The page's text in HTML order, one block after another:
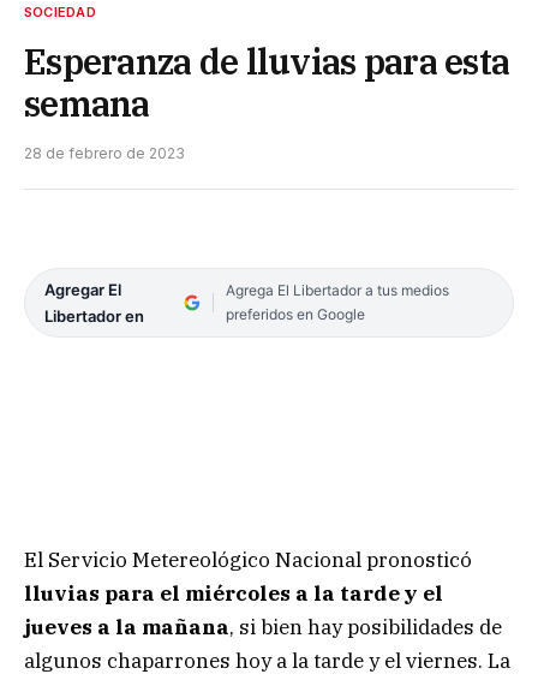
SOCIEDAD
Esperanza de lluvias para esta
semana
28 de febrero de 2023
Agregar El
Libertador en
Agrega El Libertador a tus medios
preferidos en Google
El Servicio Metereológico Nacional pronosticó
lluvias para el miércoles a la tarde y el
jueves a la mañana, si bien hay posibilidades de
algunos chaparrones hoy a la tarde y el viernes. La